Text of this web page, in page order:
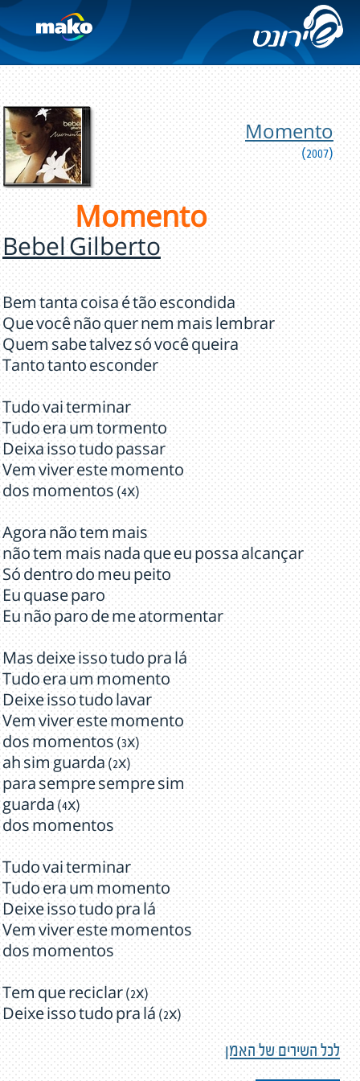
Momento
(2007)
Momento
Bebel Gilberto
Bem tanta coisa é tão escondida
Que você não quer nem mais lembrar
Quem sabe talvez só você queira
Tanto tanto esconder
Tudo vai terminar
Tudo era um tormento
Deixa isso tudo passar
Vem viver este momento
dos momentos (4x)
Agora não tem mais
não tem mais nada que eu possa alcançar
Só dentro do meu peito
Eu quase paro
Eu não paro de me atormentar
Mas deixe isso tudo pra lá
Tudo era um momento
Deixe isso tudo lavar
Vem viver este momento
dos momentos (3x)
ah sim guarda (2x)
para sempre sempre sim
guarda (4x)
dos momentos
Tudo vai terminar
Tudo era um momento
Deixe isso tudo pra lá
Vem viver este momentos
dos momentos
Tem que reciclar (2x)
Deixe isso tudo pra lá (2x)
לכל השירים של האמן